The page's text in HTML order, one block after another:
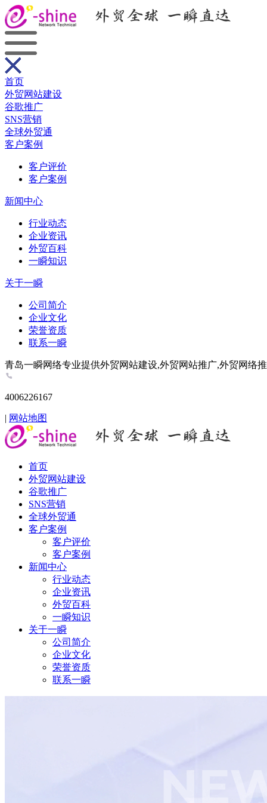
首页
外贸网站建设
谷歌推广
SNS营销
全球外贸通
客户案例
客户评价
客户案例
新闻中心
行业动态
企业资讯
外贸百科
一瞬知识
关于一瞬
公司简介
企业文化
荣誉资质
联系一瞬
青岛一瞬网络专业提供外贸网站建设,外贸网站推广,外贸网络
4006226167
| 网站地图
首页
外贸网站建设
谷歌推广
SNS营销
全球外贸通
客户案例
客户评价
客户案例
新闻中心
行业动态
企业资讯
外贸百科
一瞬知识
关于一瞬
公司简介
企业文化
荣誉资质
联系一瞬